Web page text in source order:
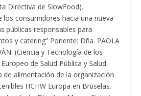
Directiva de SlowFood).
los consumidores hacia una nueva
públicas responsables para
y catering” Ponente: Dña. PAOLA
(Ciencia y Tecnología de los
de Salud Pública y Salud
de alimentación de la organización
HCHW Europa en Bruselas.